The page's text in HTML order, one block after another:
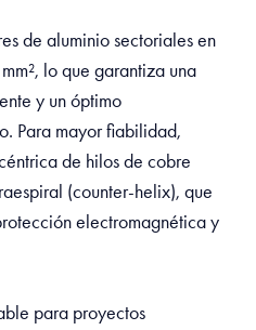
de aluminio sectoriales en
lo que garantiza una
y un óptimo
Para mayor fiabilidad,
de hilos de cobre
(counter-helix), que
electromagnética y
para proyectos